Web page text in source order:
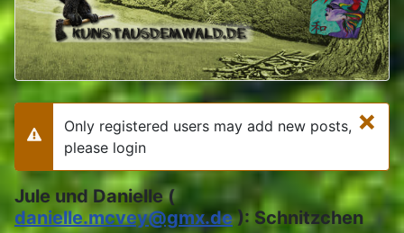
×
Warning
Only registered users may add new posts,
please login
Jule und Danielle (
danielle.mcvey@gmx.de): Schnitzchen